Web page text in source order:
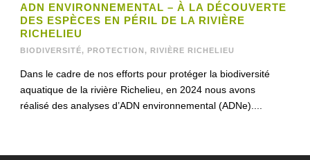
ADN ENVIRONNEMENTAL – À LA DÉCOUVERTE
DES ESPÈCES EN PÉRIL DE LA RIVIÈRE
RICHELIEU
BIODIVERSITÉ, PROTECTION , RIVIÈRE RICHELIEU
Dans le cadre de nos efforts pour protéger la biodiversité
aquatique de la rivière Richelieu, en 2024 nous avons
réalisé des analyses d’ADN environnemental (ADNe)....